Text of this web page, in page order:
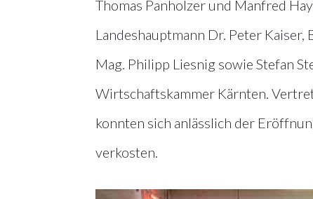
Thomas Panholzer und Manfred
Landeshauptmann Dr. Peter
Mag. Philipp Liesnig sowie Stefan
Wirtschaftskammer Kärnten.
konnten sich anlässlich der
verkosten.